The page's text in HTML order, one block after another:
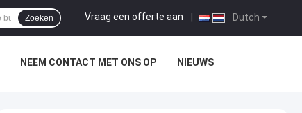
Dutch
Vraag een offerte aan
Zoeken
NEEM CONTACT MET ONS OP NIEUWS